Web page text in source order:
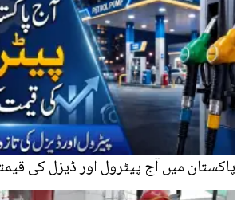
پاکستان میں آج پیٹرول اور ڈیزل کی